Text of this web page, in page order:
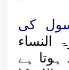
کی
النساء
ہوتا ہے